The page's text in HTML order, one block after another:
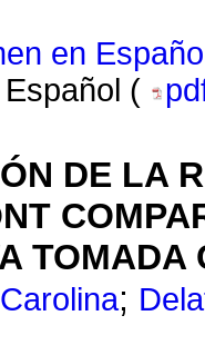
en
Español (
DE LA
TOMADA
;